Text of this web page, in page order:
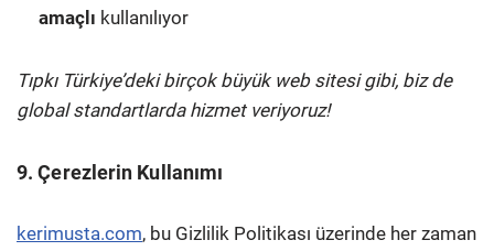
amaçlı kullanılıyor
Tıpkı Türkiye’deki birçok büyük web sitesi gibi, biz de
global standartlarda hizmet veriyoruz!
9. Çerezlerin Kullanımı
kerimusta.com, bu Gizlilik Politikası üzerinde her zaman